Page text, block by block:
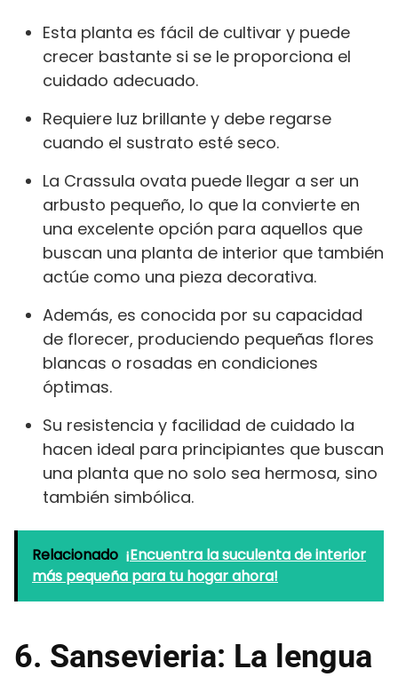
Esta planta es fácil de cultivar y puede
crecer bastante si se le proporciona el
cuidado adecuado.
Requiere luz brillante y debe regarse
cuando el sustrato esté seco.
La Crassula ovata puede llegar a ser un
arbusto pequeño, lo que la convierte en
una excelente opción para aquellos que
buscan una planta de interior que también
actúe como una pieza decorativa.
Además, es conocida por su capacidad
de florecer, produciendo pequeñas flores
blancas o rosadas en condiciones
óptimas.
Su resistencia y facilidad de cuidado la
hacen ideal para principiantes que buscan
una planta que no solo sea hermosa, sino
también simbólica.
Relacionado ¡Encuentra la suculenta de interior
más pequeña para tu hogar ahora!
6. Sansevieria: La lengua